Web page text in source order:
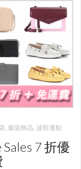
, 服裝飾品, 波鞋運動
7 折優